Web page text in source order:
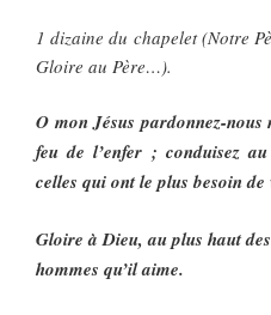
1 dizaine du chapelet (Notre
Gloire au Père…).
O mon Jésus pardonnez-nous
feu de l’enfer ; conduisez
celles qui ont le plus besoin
Gloire à Dieu, au plus haut
hommes qu’il aime.